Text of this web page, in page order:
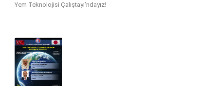
Yem Teknolojisi Çalıştayı'ndayız!